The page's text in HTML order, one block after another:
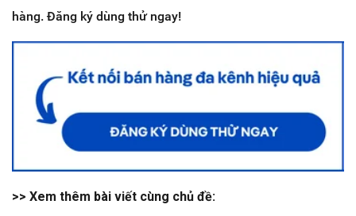
hàng. Đăng ký dùng thử ngay!
>> Xem thêm bài viết cùng chủ đề: